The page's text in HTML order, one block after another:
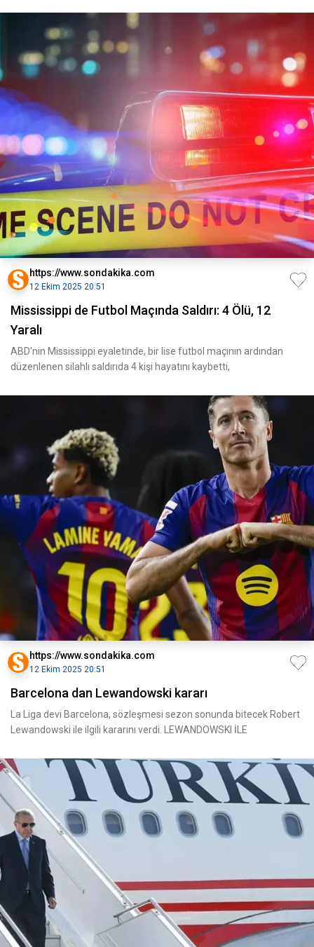
https://www.sondakika.com
12 Ekim 2025 20:51
Mississippi de Futbol Maçında Saldırı: 4 Ölü, 12
Yaralı
ABD'nin Mississippi eyaletinde, bir lise futbol maçının ardından
düzenlenen silahlı saldırıda 4 kişi hayatını kaybetti,
https://www.sondakika.com
12 Ekim 2025 20:51
Barcelona dan Lewandowski kararı
La Liga devi Barcelona, sözleşmesi sezon sonunda bitecek Robert
Lewandowski ile ilgili kararını verdi. LEWANDOWSKI İLE